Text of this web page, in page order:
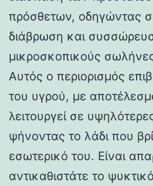
πρόσθετων, οδηγώντας
διάβρωση και
μικροσκοπικούς
Αυτός ο περιορισμός
του υγρού, με
λειτουργεί σε
ψήνοντας το λάδι που
εσωτερικό του. Είναι
αντικαθιστάτε το